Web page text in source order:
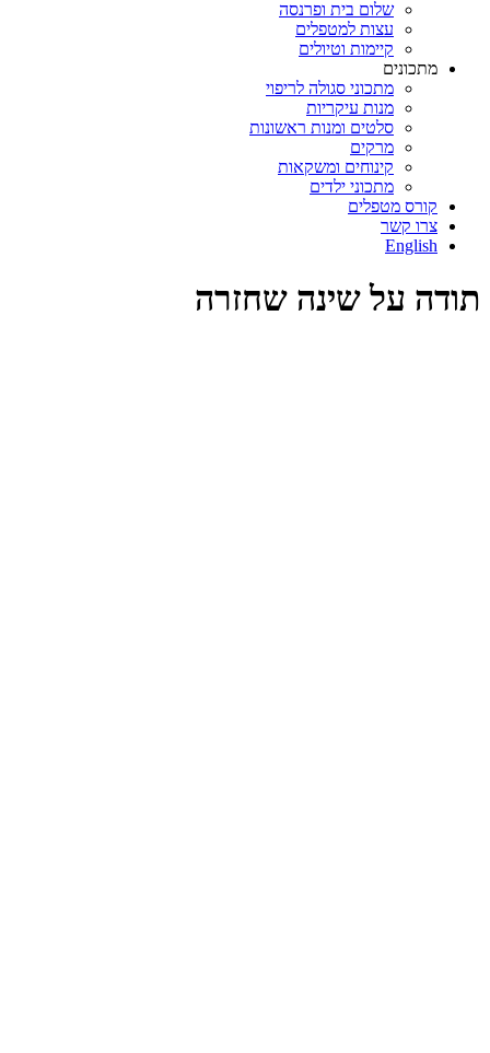
שלום בית ופרנסה
עצות למטפלים
קיימות וטיולים
מתכונים
מתכוני סגולה לריפוי
מנות עיקריות
סלטים ומנות ראשונות
מרקים
קינוחים ומשקאות
מתכוני ילדים
קורס מטפלים
צרו קשר
English
תודה על שינה שחזרה